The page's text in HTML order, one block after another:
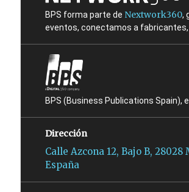
BPS forma parte de Nextwork360,
eventos, conectamos a fabricantes,
BPS (Business Publications Spain),
Dirección
Calle Azcona 12, Bajo B, 28028
España